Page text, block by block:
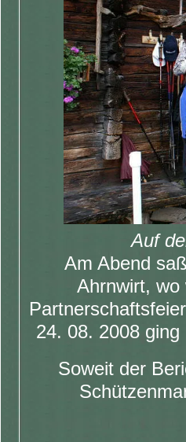
Auf
Am Abend
Ahrnwirt, wo
24. 08. 2008
Soweit der